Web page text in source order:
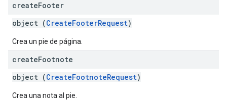
createFooter
object (CreateFooterRequest)
Crea un pie de página.
createFootnote
object (CreateFootnoteRequest)
Crea una nota al pie.